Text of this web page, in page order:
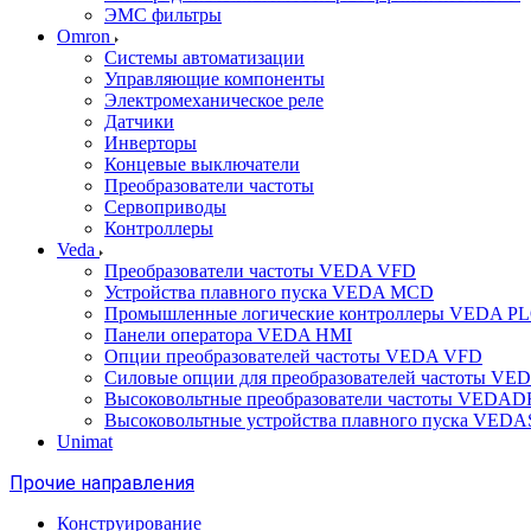
ЭМС фильтры
Omron
Системы автоматизации
Управляющие компоненты
Электромеханическое реле
Датчики
Инверторы
Концевые выключатели
Преобразователи частоты
Сервоприводы
Контроллеры
Veda
Преобразователи частоты VEDA VFD
Устройства плавного пуска VEDA MCD
Промышленные логические контроллеры VEDA
Панели оператора VEDA HMI
Опции преобразователей частоты VEDA VFD
Силовые опции для преобразователей частоты
Высоковольтные преобразователи частоты
Высоковольтные устройства плавного пуска
Unimat
Прочие направления
Конструирование